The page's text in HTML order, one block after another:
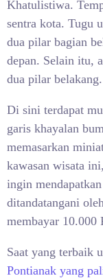
Khatulistiwa.
sentra kota. Tugu
dua pilar bagian
depan. Selain itu,
dua pilar belakang.
Di sini terdapat
garis khayalan
memasarkan
kawasan wisata
ingin
ditandatangani
membayar 10.000
Saat yang terbaik
Pontianak yang